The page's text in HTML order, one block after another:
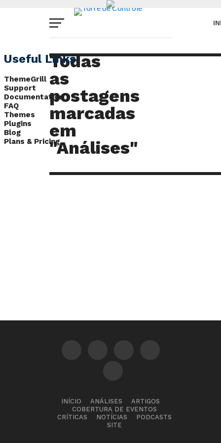
Todas
as
postagens
marcadas
em
"Análises"
Useful Links
ThemeGrill
Support
Documentation
FAQ
Themes
Plugins
Blog
Plans & Pricing
INÍCIO ANÁLISES
ARTIGOS
COBERTURA DE EVENTOS
CRÍTICAS
NOTÍCIAS
PODCASTS
SITE